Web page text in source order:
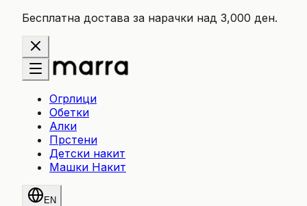
Бесплатна достава за нарачки над 3,000 ден.
Огрлици
Обетки
Алки
Прстени
Детски накит
Машки Накит
EN